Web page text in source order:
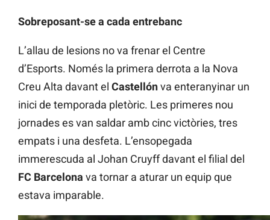
Sobreposant-se a cada entrebanc
L’allau de lesions no va frenar el Centre
d’Esports. Només la primera derrota a la Nova
Creu Alta davant el Castellónva enteranyinar un
inici de temporada pletòric. Les primeres nou
jornades es van saldar amb cinc victòries, tres
empats i una desfeta. L’ensopegada
immerescuda al Johan Cruyff davant el filial del
FC Barcelona va tornar a aturar un equip que
estava imparable.